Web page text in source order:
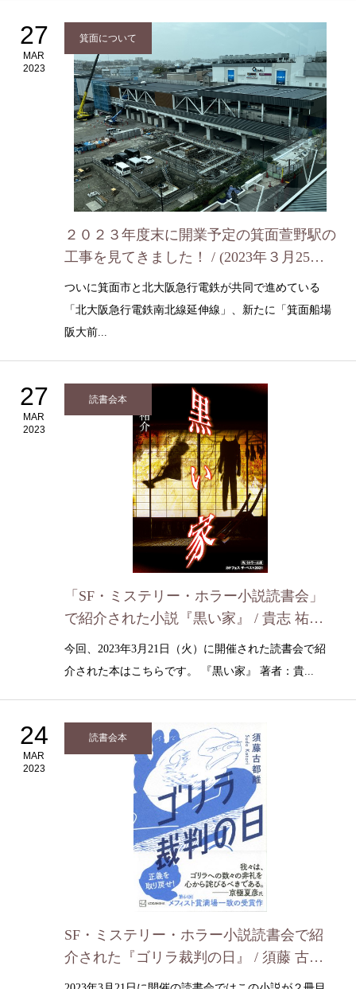
27
MAR
2023
箕面について
２０２３年度末に開業予定の箕面萱野駅の
工事を見てきました！ / (2023年３月25日
時点)
ついに箕面市と北大阪急行電鉄が共同で進めている
「北大阪急行電鉄南北線延伸線」、新たに「箕面船場
阪大前...
27
MAR
2023
読書会本
「SF・ミステリー・ホラー小説読書会」
で紹介された小説『黒い家』 / 貴志 祐介
（2023年3月21日）
今回、2023年3月21日（火）に開催された読書会で紹
介された本はこちらです。 『黒い家』 著者：貴...
24
MAR
2023
読書会本
SF・ミステリー・ホラー小説読書会で紹
介された『ゴリラ裁判の日』 / 須藤 古都
離 (2023年3/21）